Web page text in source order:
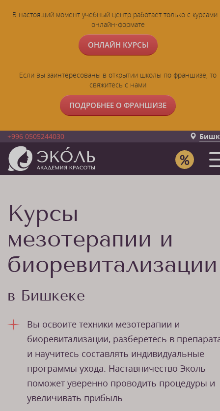
В настоящий момент учебный центр работает только с курсами
онлайн-формате
ОНЛАЙН КУРСЫ
Если вы заинтересованы в открытии школы по франшизе, то
свяжитесь с нами
ПОДРОБНЕЕ О ФРАНШИЗЕ
+996 0505244030
Курсы
мезотерапии и
биоревитализации
в Бишкеке
Вы освоите техники мезотерапии и
биоревитализации, разберетесь в
и научитесь составлять индивидуальные
программы ухода. Наставничество Эколь
поможет уверенно проводить процедуры и
увеличивать прибыль